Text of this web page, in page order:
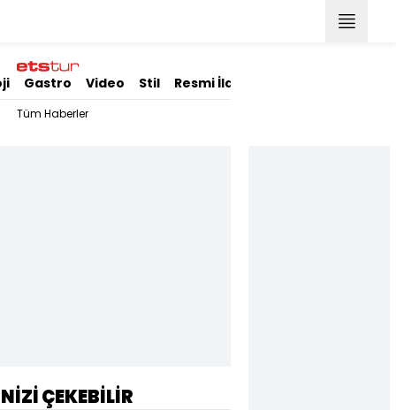
Gastro Video Stil Resmi İlanlar
Tüm Haberler
ÇEKEBİLİR